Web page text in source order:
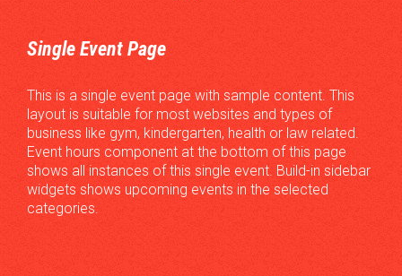
Single Event Page
This is a single event page with sample content. This
layout is suitable for most websites and types of
business like gym, kindergarten, health or law related.
Event hours component at the bottom of this page
shows all instances of this single event. Build-in sidebar
widgets shows upcoming events in the selected
categories.